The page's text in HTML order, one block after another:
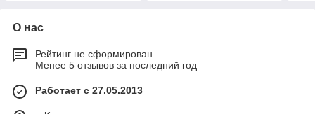
О нас
Рейтинг не сформирован
Менее 5 отзывов за последний год
Работает с 27.05.2013